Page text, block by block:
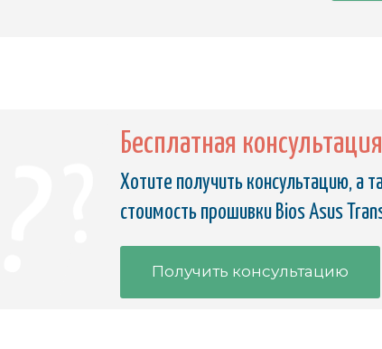
Бесплатная консультация
Хотите получить консультацию, а
стоимость прошивки Bios Asus
Получить консультацию